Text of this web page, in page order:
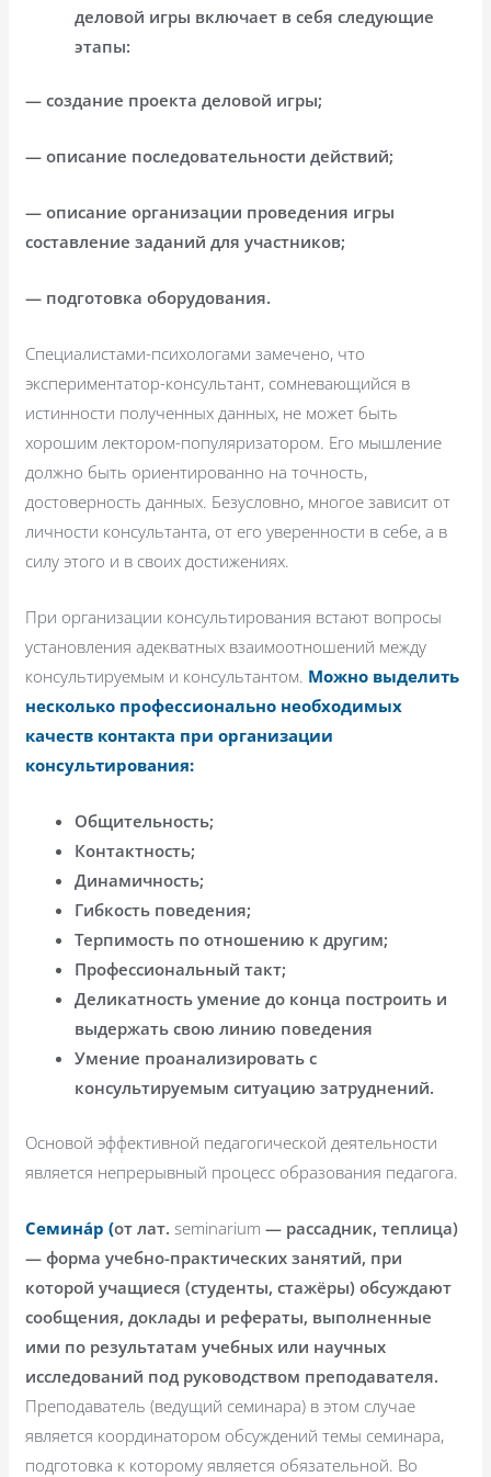
деловой игры включает в себя следующие
этапы:
— создание проекта деловой игры;
— описание последовательности действий;
— описание организации проведения игры
составление заданий для участников;
— подготовка оборудования.
Специалистами-психологами замечено, что
экспериментатор-консультант, сомневающийся в
истинности полученных данных, не может быть
хорошим лектором-популяризатором. Его мышление
должно быть ориентированно на точность,
достоверность данных. Безусловно, многое зависит от
личности консультанта, от его уверенности в себе, а в
силу этого и в своих достижениях.
При организации консультирования встают вопросы
установления адекватных взаимоотношений между
консультируемым и консультантом. Можно выделить
несколько профессионально необходимых
качеств контакта при организации
консультирования:
Общительность;
Контактность;
Динамичность;
Гибкость поведения;
Терпимость по отношению к другим;
Профессиональный такт;
Деликатность умение до конца построить и
выдержать свою линию поведения
Умение проанализировать с
консультируемым ситуацию затруднений.
Основой эффективной педагогической деятельности
является непрерывный процесс образования педагога.
Семина́р (от лат. seminarium — рассадник, теплица)
— форма учебно-практических занятий, при
которой учащиеся (студенты, стажёры) обсуждают
сообщения, доклады и рефераты, выполненные
ими по результатам учебных или научных
исследований под руководством преподавателя.
Преподаватель (ведущий семинара) в этом случае
является координатором обсуждений темы семинара,
подготовка к которому является обязательной. Во